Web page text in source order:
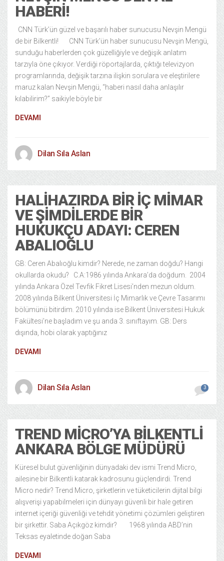
HABERI!
CNN Türk’ün güzel ve başarılı haber sunucusu Nevşin Mengü
de bir Bilkentli! CNN Türk’ün haber sunucusu Nevşin Mengü,
sunduğu haberlerden çok güzelliğiyle ve değişik anlatım
tarzıyla öne çıkıyor. Verdiği röportajlarda, çıktığı televizyon
programlarında, değişik tarzına ilişkin sorulara ve eleştirilere
maruz kalan Nevşin Mengü, “haberi nasıl daha anlaşılır
kılabilirim?” saikiyle böyle bir
DEVAMI
Dilan Sıla Aslan
HALIHAZIRDA BIR İÇ MIMAR
VE ŞIMDILERDE BIR
HUKUKÇU ADAYI: CEREN
ABALIOĞLU
GB: Ceren Abalıoğlu kimdir? Nerede, ne zaman doğdu? Hangi
okullarda okudu? C.A:1986 yılında Ankara’da doğdum. 2004
yılında Ankara Özel Tevfik Fikret Lisesi’nden mezun oldum.
2008 yılında Bilkent Üniversitesi İç Mimarlık ve Çevre Tasarımı
bölümünü bitirdim. 2010 yılında ise Bilkent Üniversitesi Hukuk
Fakültesi’ne başladım ve şu anda 3. sınıftayım. GB: Ders
dışında, hobi olarak yaptığınız
DEVAMI
Dilan Sıla Aslan 3
TREND MICRO’YA BILKENTLI
ANKARA BÖLGE MÜDÜRÜ
Küresel bulut güvenliğinin dünyadaki dev ismi Trend Micro,
ailesine bir Bilkentli katarak kadrosunu güçlendirdi. Trend
Micro nedir? Trend Micro, şirketlerin ve tüketicilerin dijital bilgi
alışverişi yapabilmeleri için dünyayı güvenli bir hale getiren
internet içeriği güvenliği ve tehdit yönetimi çözümleri geliştiren
bir şirkettir. Saba Açıkgöz kimdir? 1968 yılında ABD’nin
Teksas eyaletinde doğan Saba
DEVAMI